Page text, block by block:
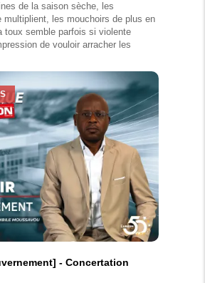
de la saison sèche, les
multiplient, les mouchoirs de plus en
toux semble parfois si violente
de vouloir arracher les
- Concertation